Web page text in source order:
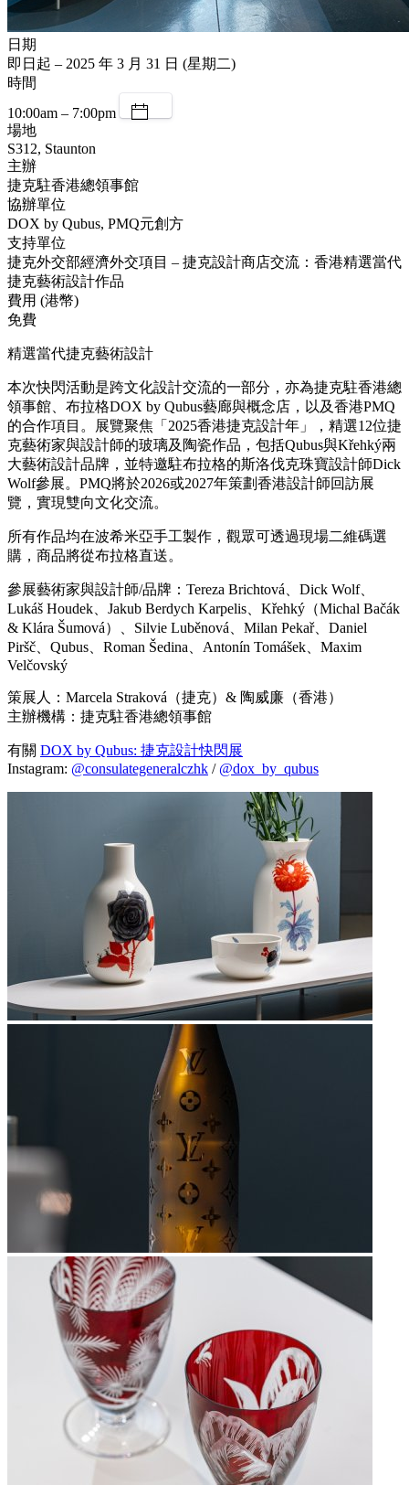
日期
即日起 – 2025 年 3 月 31 日 (星期二)
時間
10:00am – 7:00pm
場地
S312, Staunton
主辦
捷克駐香港總領事館
協辦單位
DOX by Qubus, PMQ元創方
支持單位
捷克外交部經濟外交項目 – 捷克設計商店交流：香港精選當代
捷克藝術設計作品
費用 (港幣)
免費
精選當代捷克藝術設計
本次快閃活動是跨文化設計交流的一部分，亦為捷克駐香港總
領事館、布拉格DOX by Qubus藝廊與概念店，以及香港PMQ
的合作項目。展覽聚焦「2025香港捷克設計年」，精選12位捷
克藝術家與設計師的玻璃及陶瓷作品，包括Qubus與Křehký兩
大藝術設計品牌，並特邀駐布拉格的斯洛伐克珠寶設計師Dick
Wolf參展。PMQ將於2026或2027年策劃香港設計師回訪展
覽，實現雙向文化交流。
所有作品均在波希米亞手工製作，觀眾可透過現場二維碼選
購，商品將從布拉格直送。
參展藝術家與設計師/品牌：Tereza Brichtová、Dick Wolf、
Lukáš Houdek、Jakub Berdych Karpelis、Křehký（Michal Bačák
& Klára Šumová）、Silvie Luběnová、Milan Pekař、Daniel
Piršč、Qubus、Roman Šedina、Antonín Tomášek、Maxim
Velčovský
策展人：Marcela Straková（捷克）& 陶威廉（香港）
主辦機構：捷克駐香港總領事館
有關 DOX by Qubus: 捷克設計快閃展
Instagram: @consulategeneralczhk / @dox_by_qubus